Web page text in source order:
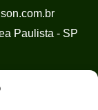
Paulista - SP